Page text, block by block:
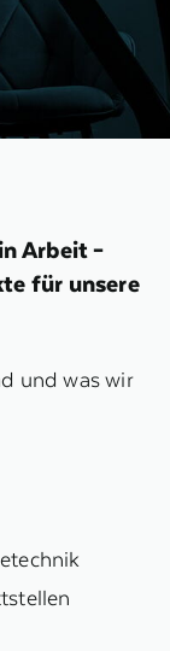
Arbeit –
für unsere
und was wir